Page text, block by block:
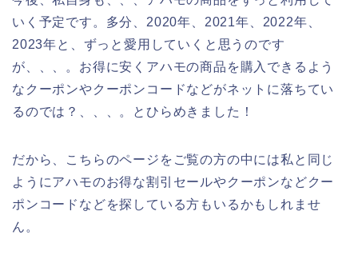
いく予定です。多分、2020年、2021年、2022年、
2023年と、ずっと愛用していくと思うのです
が、、、。お得に安くアハモの商品を購入できるよう
なクーポンやクーポンコードなどがネットに落ちてい
るのでは？、、、。とひらめきました！
だから、こちらのページをご覧の方の中には私と同じ
ようにアハモのお得な割引セールやクーポンなどクー
ポンコードなどを探している方もいるかもしれませ
ん。